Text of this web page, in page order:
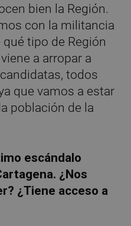
bien la Región.
con la militancia
tipo de Región
a arropar a
todos
que vamos a estar
población de la
escándalo
¿Nos
¿Tiene acceso a